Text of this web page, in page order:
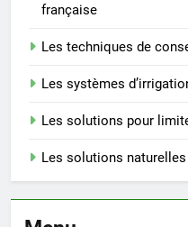
française
Les techniques de
Les systèmes
Les solutions pour
Les solutions